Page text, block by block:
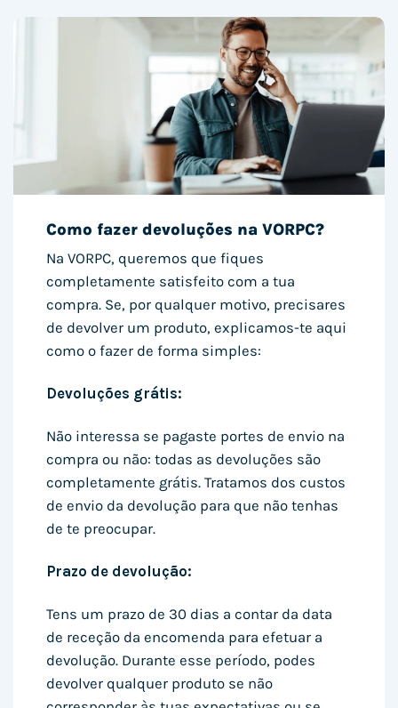
Como fazer devoluções na VORPC?
Na VORPC, queremos que fiques
completamente satisfeito com a tua
compra. Se, por qualquer motivo, precisares
de devolver um produto, explicamos-te aqui
como o fazer de forma simples:
Devoluções grátis:
Não interessa se pagaste portes de envio na
compra ou não: todas as devoluções são
completamente grátis. Tratamos dos custos
de envio da devolução para que não tenhas
de te preocupar.
Prazo de devolução:
Tens um prazo de 30 dias a contar da data
de receção da encomenda para efetuar a
devolução. Durante esse período, podes
devolver qualquer produto se não